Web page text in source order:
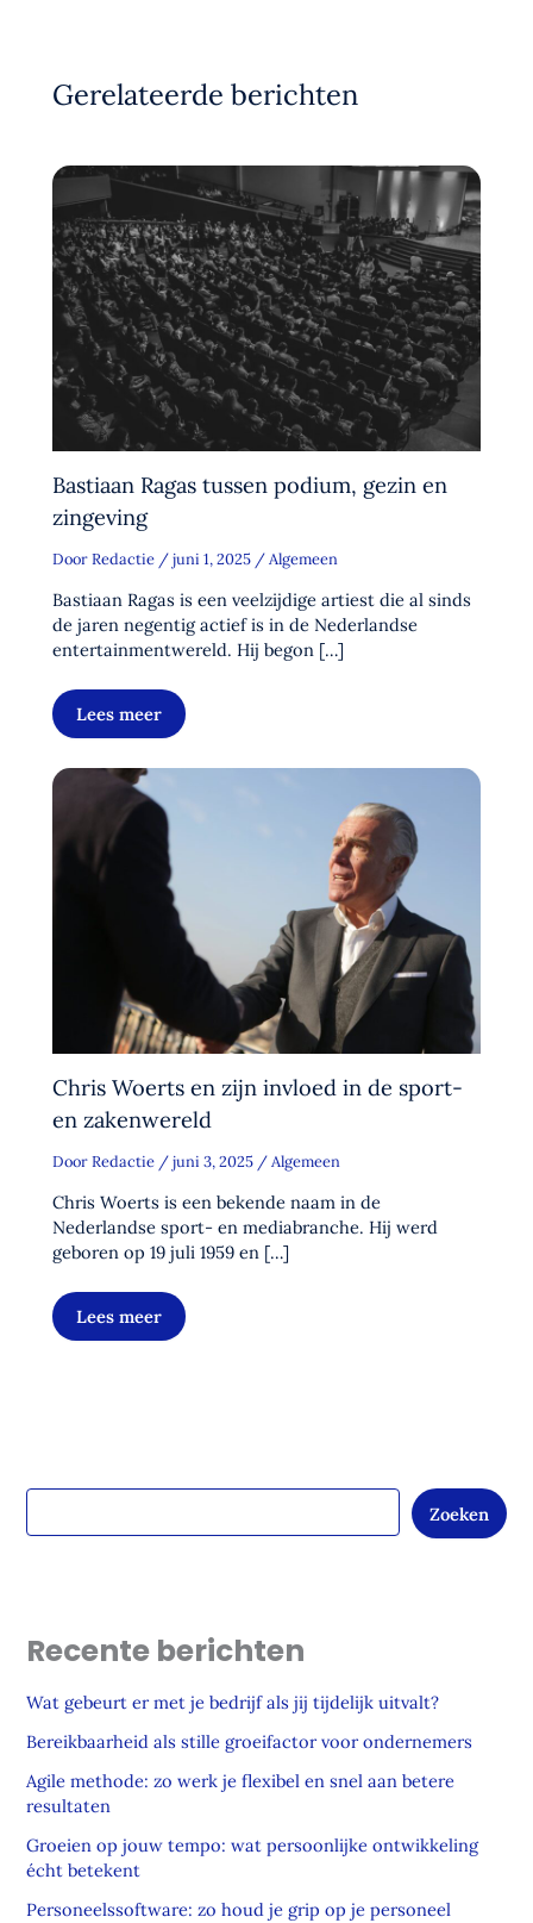
Gerelateerde berichten
Bastiaan Ragas tussen podium, gezin en
zingeving
Door Redactie /juni 1, 2025 / Algemeen
Bastiaan Ragas is een veelzijdige artiest die al sinds
de jaren negentig actief is in de Nederlandse
entertainmentwereld. Hij begon […]
Lees meer
Chris Woerts en zijn invloed in de sport-
en zakenwereld
Door Redactie /juni 3, 2025 / Algemeen
Chris Woerts is een bekende naam in de
Nederlandse sport- en mediabranche. Hij werd
geboren op 19 juli 1959 en […]
Lees meer
Zoeken
Recente berichten
Wat gebeurt er met je bedrijf als jij tijdelijk uitvalt?
Bereikbaarheid als stille groeifactor voor ondernemers
Agile methode: zo werk je flexibel en snel aan betere
resultaten
Groeien op jouw tempo: wat persoonlijke ontwikkeling
écht betekent
Personeelssoftware: zo houd je grip op je personeel